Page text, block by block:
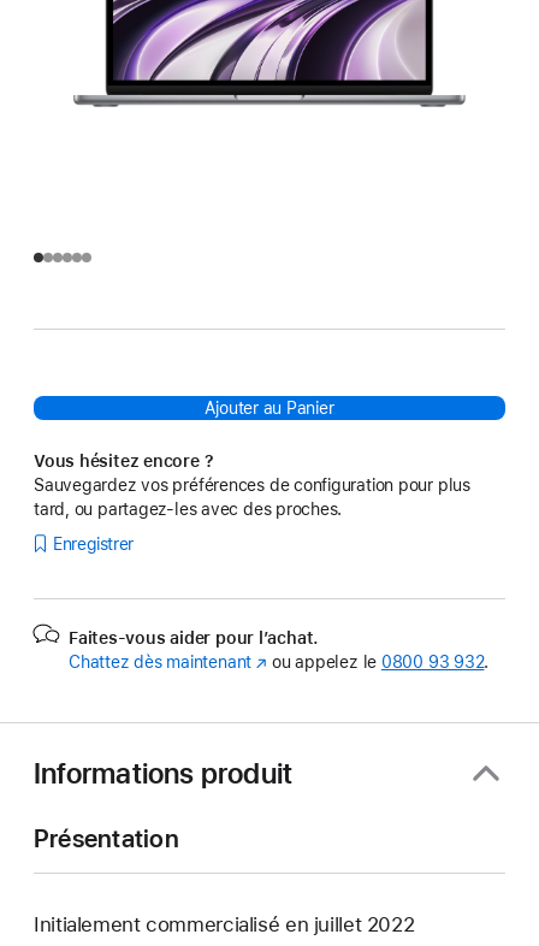
Ajouter au Panier
Vous hésitez encore ?
Sauvegardez vos préférences de configuration pour plus
tard, ou partagez-les avec des proches.
Enregistrer
Faites-vous aider pour l’achat.
Chattez dès maintenant (s’ouvre
ou appelez le 0800 93 932.
Informations produit
Présentation
Initialement commercialisé en juillet 2022